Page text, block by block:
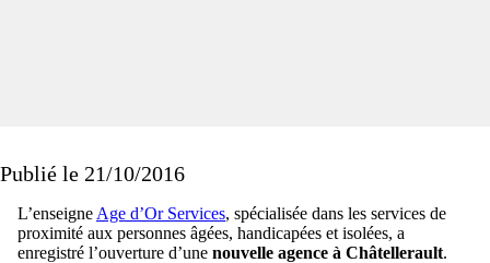
Publié le 21/10/2016
L’enseigne Age d’Or Services, spécialisée dans les services de
proximité aux personnes âgées, handicapées et isolées, a
enregistré l’ouverture d’une nouvelle agence à Châtellerault.